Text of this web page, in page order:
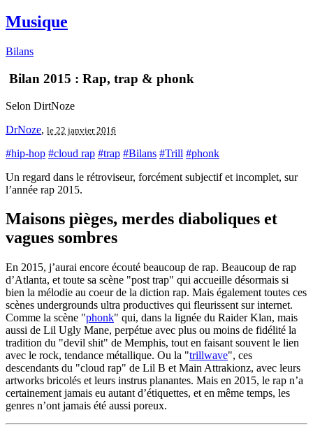
Musique
Bilans
Bilan 2015 : Rap, trap & phonk
Selon DirtNoze
DrNoze, le 22 janvier 2016
#hip-hop #cloud rap #trap #Bilans #Trill #phonk
Un regard dans le rétroviseur, forcément subjectif et incomplet, sur
l’année rap 2015.
Maisons pièges, merdes diaboliques et
vagues sombres
En 2015, j’aurai encore écouté beaucoup de rap. Beaucoup de rap
d’Atlanta, et toute sa scène "post trap" qui accueille désormais si
bien la mélodie au coeur de la diction rap. Mais également toutes ces
scènes undergrounds ultra productives qui fleurissent sur internet.
Comme la scène "phonk" qui, dans la lignée du Raider Klan, mais
aussi de Lil Ugly Mane, perpétue avec plus ou moins de fidélité la
tradition du "devil shit" de Memphis, tout en faisant souvent le lien
avec le rock, tendance métallique. Ou la "trillwave", ces
descendants du "cloud rap" de Lil B et Main Attrakionz, avec leurs
artworks bricolés et leurs instrus planantes. Mais en 2015, le rap n’a
certainement jamais eu autant d’étiquettes, et en même temps, les
genres n’ont jamais été aussi poreux.